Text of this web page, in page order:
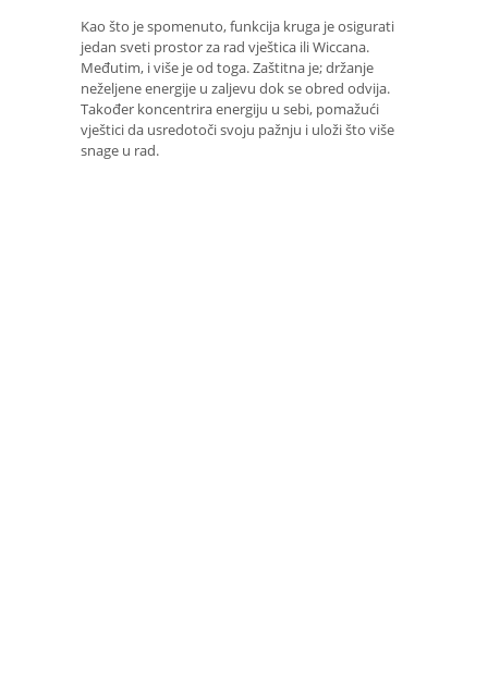
Kao što je spomenuto, funkcija kruga je osigurati
jedan sveti prostor za rad vještica ili Wiccana.
Međutim, i više je od toga. Zaštitna je; držanje
neželjene energije u zaljevu dok se obred odvija.
Također koncentrira energiju u sebi, pomažući
vještici da usredotoči svoju pažnju i uloži što više
snage u rad.